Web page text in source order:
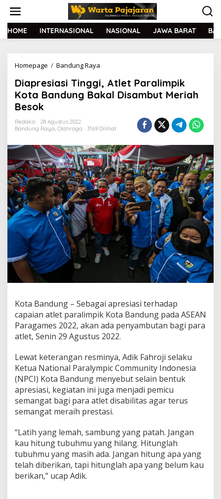
t
HOME INTERNASIONAL NASIONAL JAWA BARAT
Homepage / Bandung Raya
a
p
r
i
s
i
T
i
n
g
g
i
,
A
t
l
e
l
i
m
p
K
o
t
B
a
n
u
g
B
a
Diapresiasi Tinggi, Atlet Paralimpik
Kota Bandung Bakal Disambut Meriah
Besok
Redaksi
28 Agustus 2022
Bandung Raya, Olahraga 3169 Dilihat
Kota Bandung – Sebagai apresiasi terhadap
capaian atlet paralimpik Kota Bandung pada ASEAN
Paragames 2022, akan ada penyambutan bagi para
atlet, Senin 29 Agustus 2022.
Lewat keterangan resminya, Adik Fahroji selaku
Ketua National Paralympic Community Indonesia
(NPCI) Kota Bandung menyebut selain bentuk
apresiasi, kegiatan ini juga menjadi pemicu
semangat bagi para atlet disabilitas agar terus
semangat meraih prestasi.
“Latih yang lemah, sambung yang patah. Jangan
kau hitung tubuhmu yang hilang. Hitunglah
tubuhmu yang masih ada. Jangan hitung apa yang
telah diberikan, tapi hitunglah apa yang belum kau
berikan,” ucap Adik.